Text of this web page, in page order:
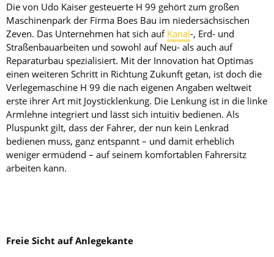
Die von Udo Kaiser gesteuerte H 99 gehört zum großen
Maschinenpark der Firma Boes Bau im niedersächsischen
Zeven. Das Unternehmen hat sich auf Kanal-, Erd- und
Straßenbauarbeiten und sowohl auf Neu- als auch auf
Reparaturbau spezialisiert. Mit der Innovation hat Optimas
einen weiteren Schritt in Richtung Zukunft getan, ist doch die
Verlegemaschine H 99 die nach eigenen Angaben weltweit
erste ihrer Art mit Joysticklenkung. Die Lenkung ist in die linke
Armlehne integriert und lässt sich intuitiv bedienen. Als
Pluspunkt gilt, dass der Fahrer, der nun kein Lenkrad
bedienen muss, ganz entspannt – und damit erheblich
weniger ermüdend – auf seinem komfortablen Fahrersitz
arbeiten kann.
Freie Sicht auf Anlegekante